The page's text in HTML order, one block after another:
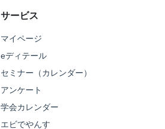
サービス
マイページ
eディテール
セミナー（カレンダー）
アンケート
学会カレンダー
エビでやんす